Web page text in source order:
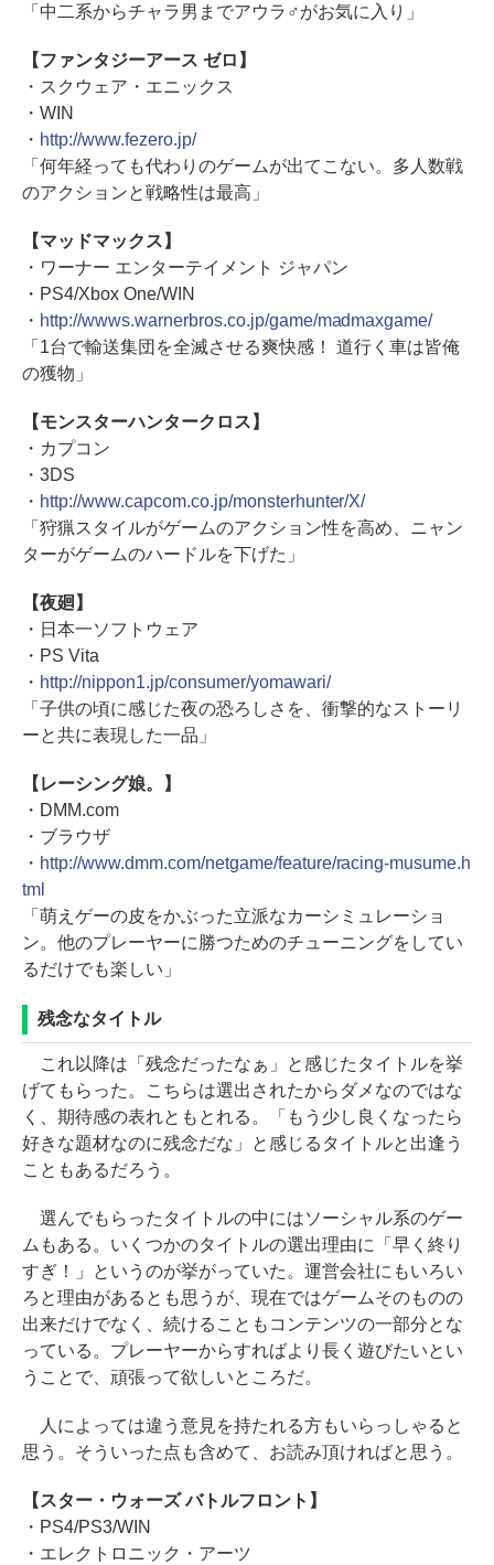
「中二系からチャラ男までアウラ♂がお気に入り」
【ファンタジーアース ゼロ】
・スクウェア・エニックス
・WIN
・ http://www.fezero.jp/
「何年経っても代わりのゲームが出てこない。多人数戦
のアクションと戦略性は最高」
【マッドマックス】
・ワーナー エンターテイメント ジャパン
・PS4/Xbox One/WIN
・ http://wwws.warnerbros.co.jp/game/madmaxgame/
「1台で輸送集団を全滅させる爽快感！ 道行く車は皆俺
の獲物」
【モンスターハンタークロス】
・カプコン
・3DS
・ http://www.capcom.co.jp/monsterhunter/X/
「狩猟スタイルがゲームのアクション性を高め、ニャン
ターがゲームのハードルを下げた」
【夜廻】
・日本一ソフトウェア
・PS Vita
・ http://nippon1.jp/consumer/yomawari/
「子供の頃に感じた夜の恐ろしさを、衝撃的なストーリ
ーと共に表現した一品」
【レーシング娘。】
・DMM.com
・ブラウザ
・ http://www.dmm.com/netgame/feature/racing-musume.h
tml
「萌えゲーの皮をかぶった立派なカーシミュレーショ
ン。他のプレーヤーに勝つためのチューニングをしてい
るだけでも楽しい」
残念なタイトル
これ以降は「残念だったなぁ」と感じたタイトルを挙
げてもらった。こちらは選出されたからダメなのではな
く、期待感の表れともとれる。「もう少し良くなったら
好きな題材なのに残念だな」と感じるタイトルと出逢う
こともあるだろう。
選んでもらったタイトルの中にはソーシャル系のゲー
ムもある。いくつかのタイトルの選出理由に「早く終り
すぎ！」というのが挙がっていた。運営会社にもいろい
ろと理由があるとも思うが、現在ではゲームそのものの
出来だけでなく、続けることもコンテンツの一部分とな
っている。プレーヤーからすればより長く遊びたいとい
うことで、頑張って欲しいところだ。
人によっては違う意見を持たれる方もいらっしゃると
思う。そういった点も含めて、お読み頂ければと思う。
【スター・ウォーズ バトルフロント】
・PS4/PS3/WIN
・エレクトロニック・アーツ